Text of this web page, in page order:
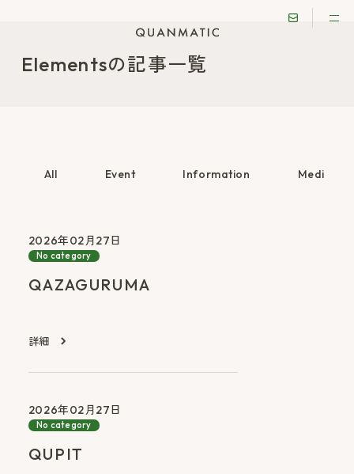
Elementsの記事一覧
All Event Information Media
2026年02月27日
No category
QAZAGURUMA
詳細
2026年02月27日
No category
QUPIT